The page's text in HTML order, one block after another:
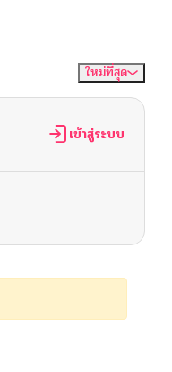
ใหม่ที่สุด
เข้าสู่ระบบ